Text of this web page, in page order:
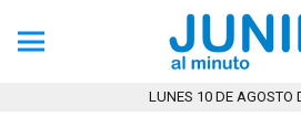
LUNES 10 DE AGOSTO